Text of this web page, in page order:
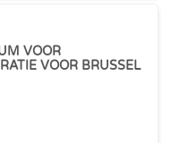
VOOR
VOOR BRUSSEL